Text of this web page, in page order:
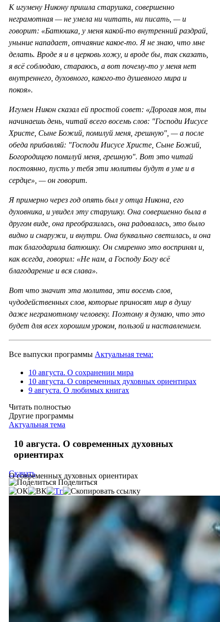
К игумену Никону пришла старушка, совершенно
неграмотная — не умела ни читать, ни писать, — и
говорит: «Батюшка, у меня какой-то внутренний раздрай,
уныние нападает, отчаяние какое-то. Я не знаю, что мне
делать. Вроде я и в церковь хожу, и вроде бы, так сказать,
я всё соблюдаю, стараюсь, а вот почему-то у меня нет
внутреннего, духовного, какого-то душевного мира и
покоя».
Игумен Никон сказал ей простой совет: «Дорогая моя, ты
начинаешь день, читай всего восемь слов: "Господи Иисусе
Христе, Сыне Божий, помилуй меня, грешную", — а после
обеда прибавляй: "Господи Иисусе Христе, Сыне Божий,
Богородицею помилуй меня, грешную". Вот это читай
постоянно, пусть у тебя эти молитвы будут в уме и в
сердце», — он говорит.
Я примерно через год опять был у отца Никона, его
духовника, и увидел эту старушку. Она совершенно была в
другом виде, она преобразилась, она радовалась, это было
видно и снаружи, и внутри. Она буквально светилась, и она
так благодарила батюшку. Он смиренно это воспринял и,
как всегда, говорил: «Не нам, а Господу Богу всё
благодарение и вся слава».
Вот что значит эта молитва, эти восемь слов,
чудодейственных слов, которые приносят мир в душу
даже неграмотному человеку. Поэтому я думаю, что это
будет для всех хорошим уроком, пользой и наставлением.
Все выпуски программы Актуальная тема:
10 августа. О сохранении мира
10 августа. О современных духовных ориентирах
9 августа. О любимых книгах
Читать полностью
Другие программы
Актуальная тема
10 августа. О современных духовных
ориентирах
О современных духовных ориентирах
Скачать
Поделиться